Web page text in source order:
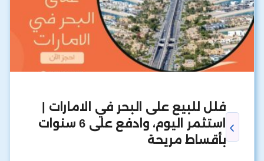
فلل للبيع على البحر في الامارات |
استثمر اليوم، وادفع على 6 سنوات
بأقساط مريحة